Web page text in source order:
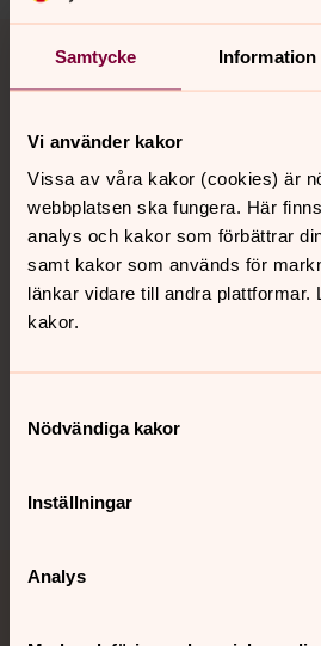
Samtycke Information
Vi använder kakor
Vissa av våra kakor (cookies) är
webbplatsen ska fungera. Här
analys och kakor som förbättrar
samt kakor som används för
länkar vidare till andra plattformar.
kakor.
Nödvändiga kakor
Inställningar
Analys
Tillbaka till toppen
Tillbaka till innehållet
Kontakt
Kalender
Hitta snabbt
Sociala kanaler